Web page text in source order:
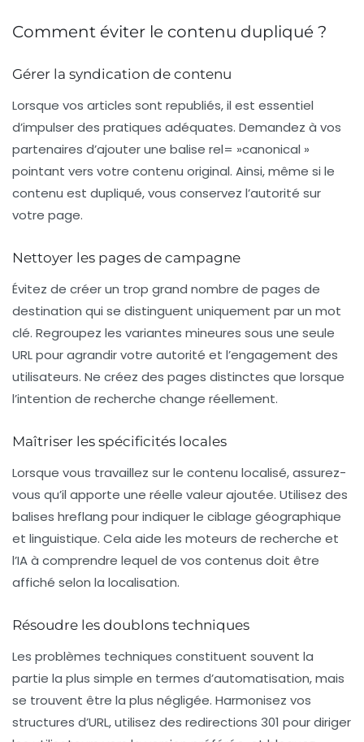
Comment éviter le contenu dupliqué ?
Gérer la syndication de contenu
Lorsque vos articles sont republiés, il est essentiel
d’impulser des pratiques adéquates. Demandez à vos
partenaires d’ajouter une balise rel= »canonical »
pointant vers votre contenu original. Ainsi, même si le
contenu est dupliqué, vous conservez l’autorité sur
votre page.
Nettoyer les pages de campagne
Évitez de créer un trop grand nombre de pages de
destination qui se distinguent uniquement par un mot
clé. Regroupez les variantes mineures sous une seule
URL pour agrandir votre autorité et l’engagement des
utilisateurs. Ne créez des pages distinctes que lorsque
l’intention de recherche change réellement.
Maîtriser les spécificités locales
Lorsque vous travaillez sur le contenu localisé, assurez-
vous qu’il apporte une réelle valeur ajoutée. Utilisez des
balises hreflang pour indiquer le ciblage géographique
et linguistique. Cela aide les moteurs de recherche et
l’IA à comprendre lequel de vos contenus doit être
affiché selon la localisation.
Résoudre les doublons techniques
Les problèmes techniques constituent souvent la
partie la plus simple en termes d’automatisation, mais
se trouvent être la plus négligée. Harmonisez vos
structures d’URL, utilisez des redirections 301 pour diriger